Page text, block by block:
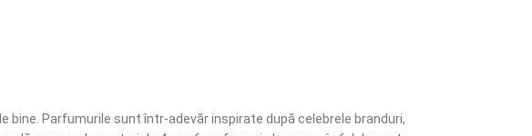
Parfumurile sunt într-adevăr inspirate după celebrele branduri,